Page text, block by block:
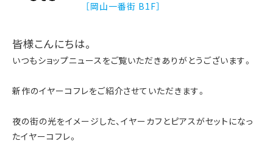
［岡山一番街 B1F］
皆様こんにちは。
いつもショップニュースをご覧いただきありがとうございます。
新作のイヤーコフレをご紹介させていただきます。
夜の街の光をイメージした、イヤーカフとピアスがセットになっ
たイヤーコフレ。